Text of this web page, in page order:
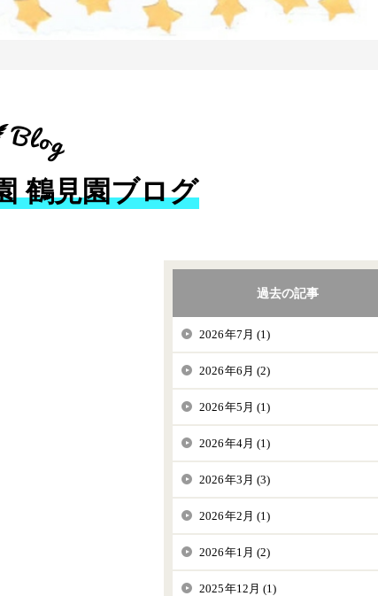
鶴見園ブログ
過去の記事
2026年7月 (1)
2026年6月 (2)
2026年5月 (1)
2026年4月 (1)
2026年3月 (3)
2026年2月 (1)
2026年1月 (2)
2025年12月 (1)